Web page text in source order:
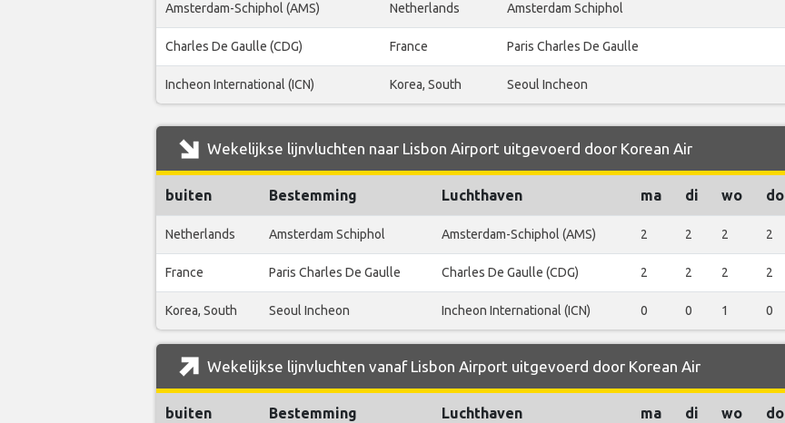
Amsterdam-Schiphol (AMS) Netherlands Amsterdam Schiphol
Charles De Gaulle (CDG) France Paris Charles De Gaulle
Incheon International (ICN) Korea, South Seoul Incheon
Wekelijkse lijnvluchten naar Lisbon Airport uitgevoerd door Korean Air
buiten Bestemming Luchthaven ma di wo do
Netherlands Amsterdam Schiphol Amsterdam-Schiphol (AMS) 2 2 2 2
France Paris Charles De Gaulle Charles De Gaulle (CDG) 2 2 2 2
Korea, South Seoul Incheon Incheon International (ICN) 0 0 1 0
Wekelijkse lijnvluchten vanaf Lisbon Airport uitgevoerd door Korean Air
buiten Bestemming Luchthaven ma di wo do